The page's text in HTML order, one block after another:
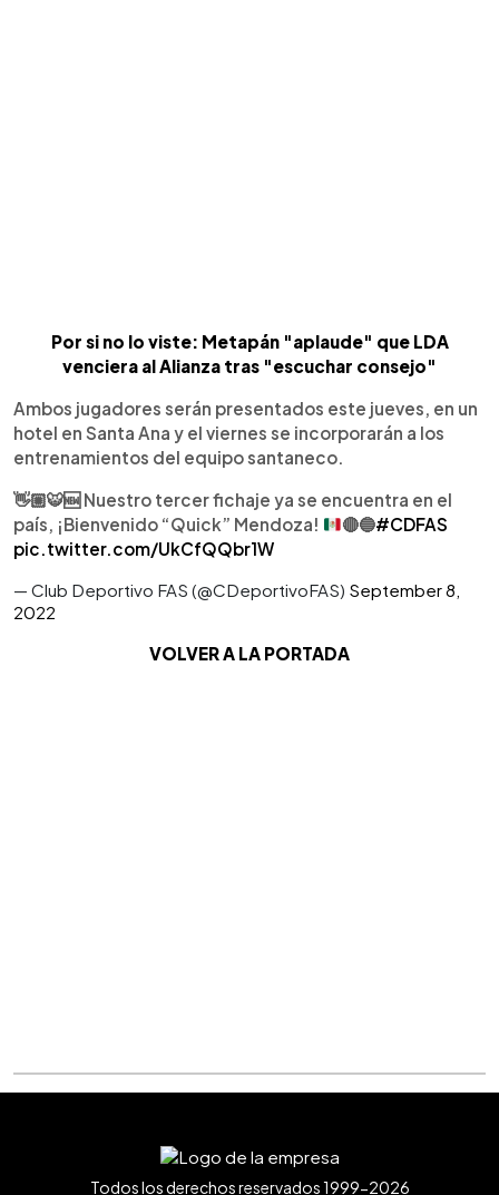
Por si no lo viste: Metapán "aplaude" que LDA
venciera al Alianza tras "escuchar consejo"
Ambos jugadores serán presentados este jueves, en un
hotel en Santa Ana y el viernes se incorporarán a los
entrenamientos del equipo santaneco.
👋🏼🐯🆕 Nuestro tercer fichaje ya se encuentra en el
país, ¡Bienvenido “Quick” Mendoza!
🔴🔵#CDFAS
pic.twitter.com/UkCfQQbr1W
— Club Deportivo FAS (@CDeportivoFAS) September 8,
2022
VOLVER A LA PORTADA
Todos los derechos reservados 1999-2026